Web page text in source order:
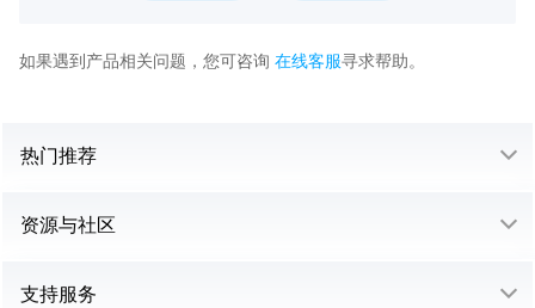
如果遇到产品相关问题，您可咨询 在线客服寻求帮助。
热门推荐
资源与社区
支持服务